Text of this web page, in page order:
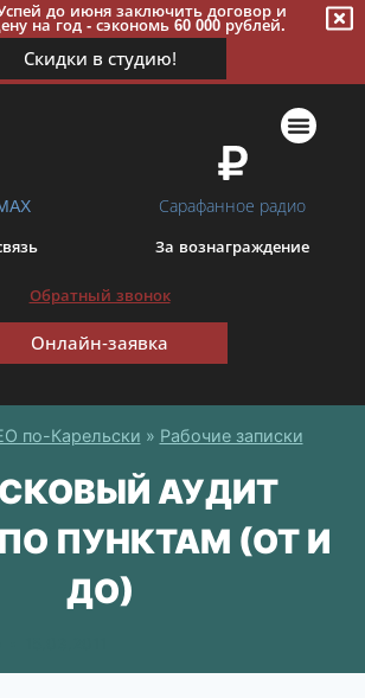
до июня заключить договор и
на год - сэкономь 60 000 рублей.
Скидки в студию!
Сарафанное радио
За вознаграждение
Обратный звонок
Онлайн-заявка
по-Карельски » Рабочие записки
АУДИТ
ПУНКТАМ (ОТ И
ДО)